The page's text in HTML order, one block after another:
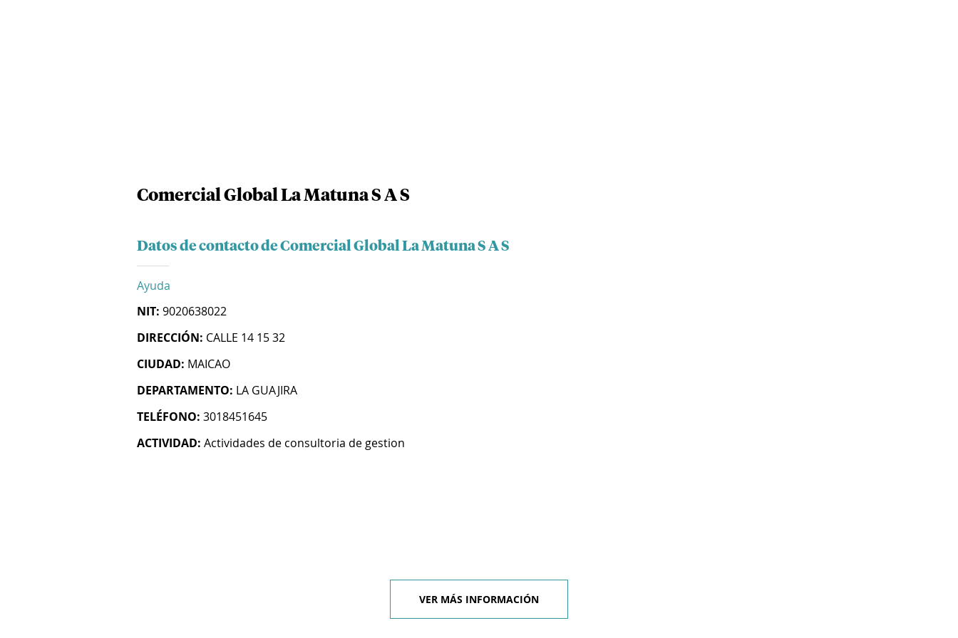
Comercial Global La Matuna S A S
Datos de contacto de Comercial Global La Matuna S A S
Ayuda
NIT: 9020638022
DIRECCIÓN: CALLE 14 15 32
CIUDAD: MAICAO
DEPARTAMENTO: LA GUAJIRA
TELÉFONO: 3018451645
ACTIVIDAD: Actividades de consultoria de gestion
VER MÁS INFORMACIÓN